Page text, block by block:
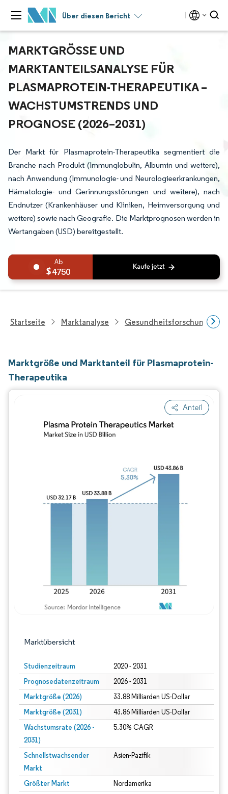
Über diesen Bericht
MARKTGRÖSSE UND M
ARKTANTEILSANALYSE FÜR P
LASMAPROTEIN-THERAPEUTIKA – W
ACHSTUMSTRENDS UND P
ROGNOSE (2026–2031)
Der Markt für Plasmaprotein-Therapeutika segmentiert die
Branche nach Produkt (Immunglobulin, Albumin und weitere),
nach Anwendung (Immunologie- und Neurologieerkrankungen,
Hämatologie- und Gerinnungsstörungen und weitere), nach
Endnutzer (Krankenhäuser und Kliniken, Heimversorgung und
weitere) sowie nach Geografie. Die Marktprognosen werden in
Wertangaben (USD) bereitgestellt.
4750
Startseite Marktanalyse Gesundheitsforschung
Marktgröße und Marktanteil für Plasmaprotein-
Therapeutika
Anteil
Marktübersicht
Studienzeitraum 2020 - 2031
Prognosedatenzeitraum 2026 - 2031
Marktgröße (2026) 33.88 Milliarden US-Dollar
Marktgröße (2031) 43.86 Milliarden US-Dollar
Wachstumsrate (2026 -
2031)
5.30% CAGR
Schnellstwachsender
Markt
Asien-Pazifik
Größter Markt Nordamerika